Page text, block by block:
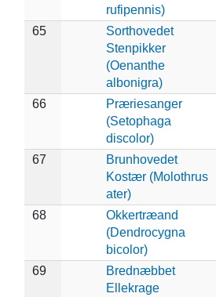
rufipennis)
65
Sorthovedet
Stenpikker
(Oenanthe
albonigra)
66
Præriesanger
(Setophaga
discolor)
67
Brunhovedet
Kostær (Molothrus
ater)
68
Okkertræand
(Dendrocygna
bicolor)
69
Brednæbbet
Ellekrage